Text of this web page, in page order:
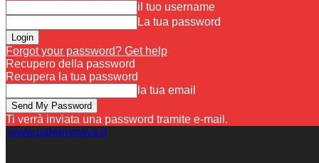
il tuo username
La tua password
Forgot your password? Get help
Recupero della password
Recupera la tua password
la tua email
Ti verrà inviata una password tramite e-mail.
www.palermoviva.it